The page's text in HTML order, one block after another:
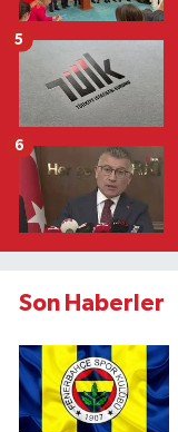
5
6
Son Haberler